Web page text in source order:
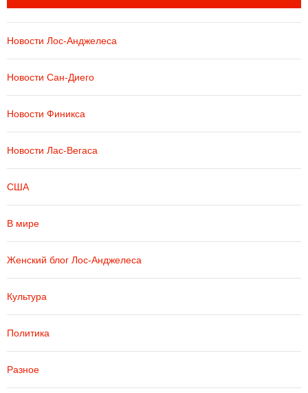
Новости Лос-Анджелеса
Новости Сан-Диего
Новости Финикса
Новости Лас-Вегаса
США
В мире
Женский блог Лос-Анджелеса
Культура
Политика
Разное